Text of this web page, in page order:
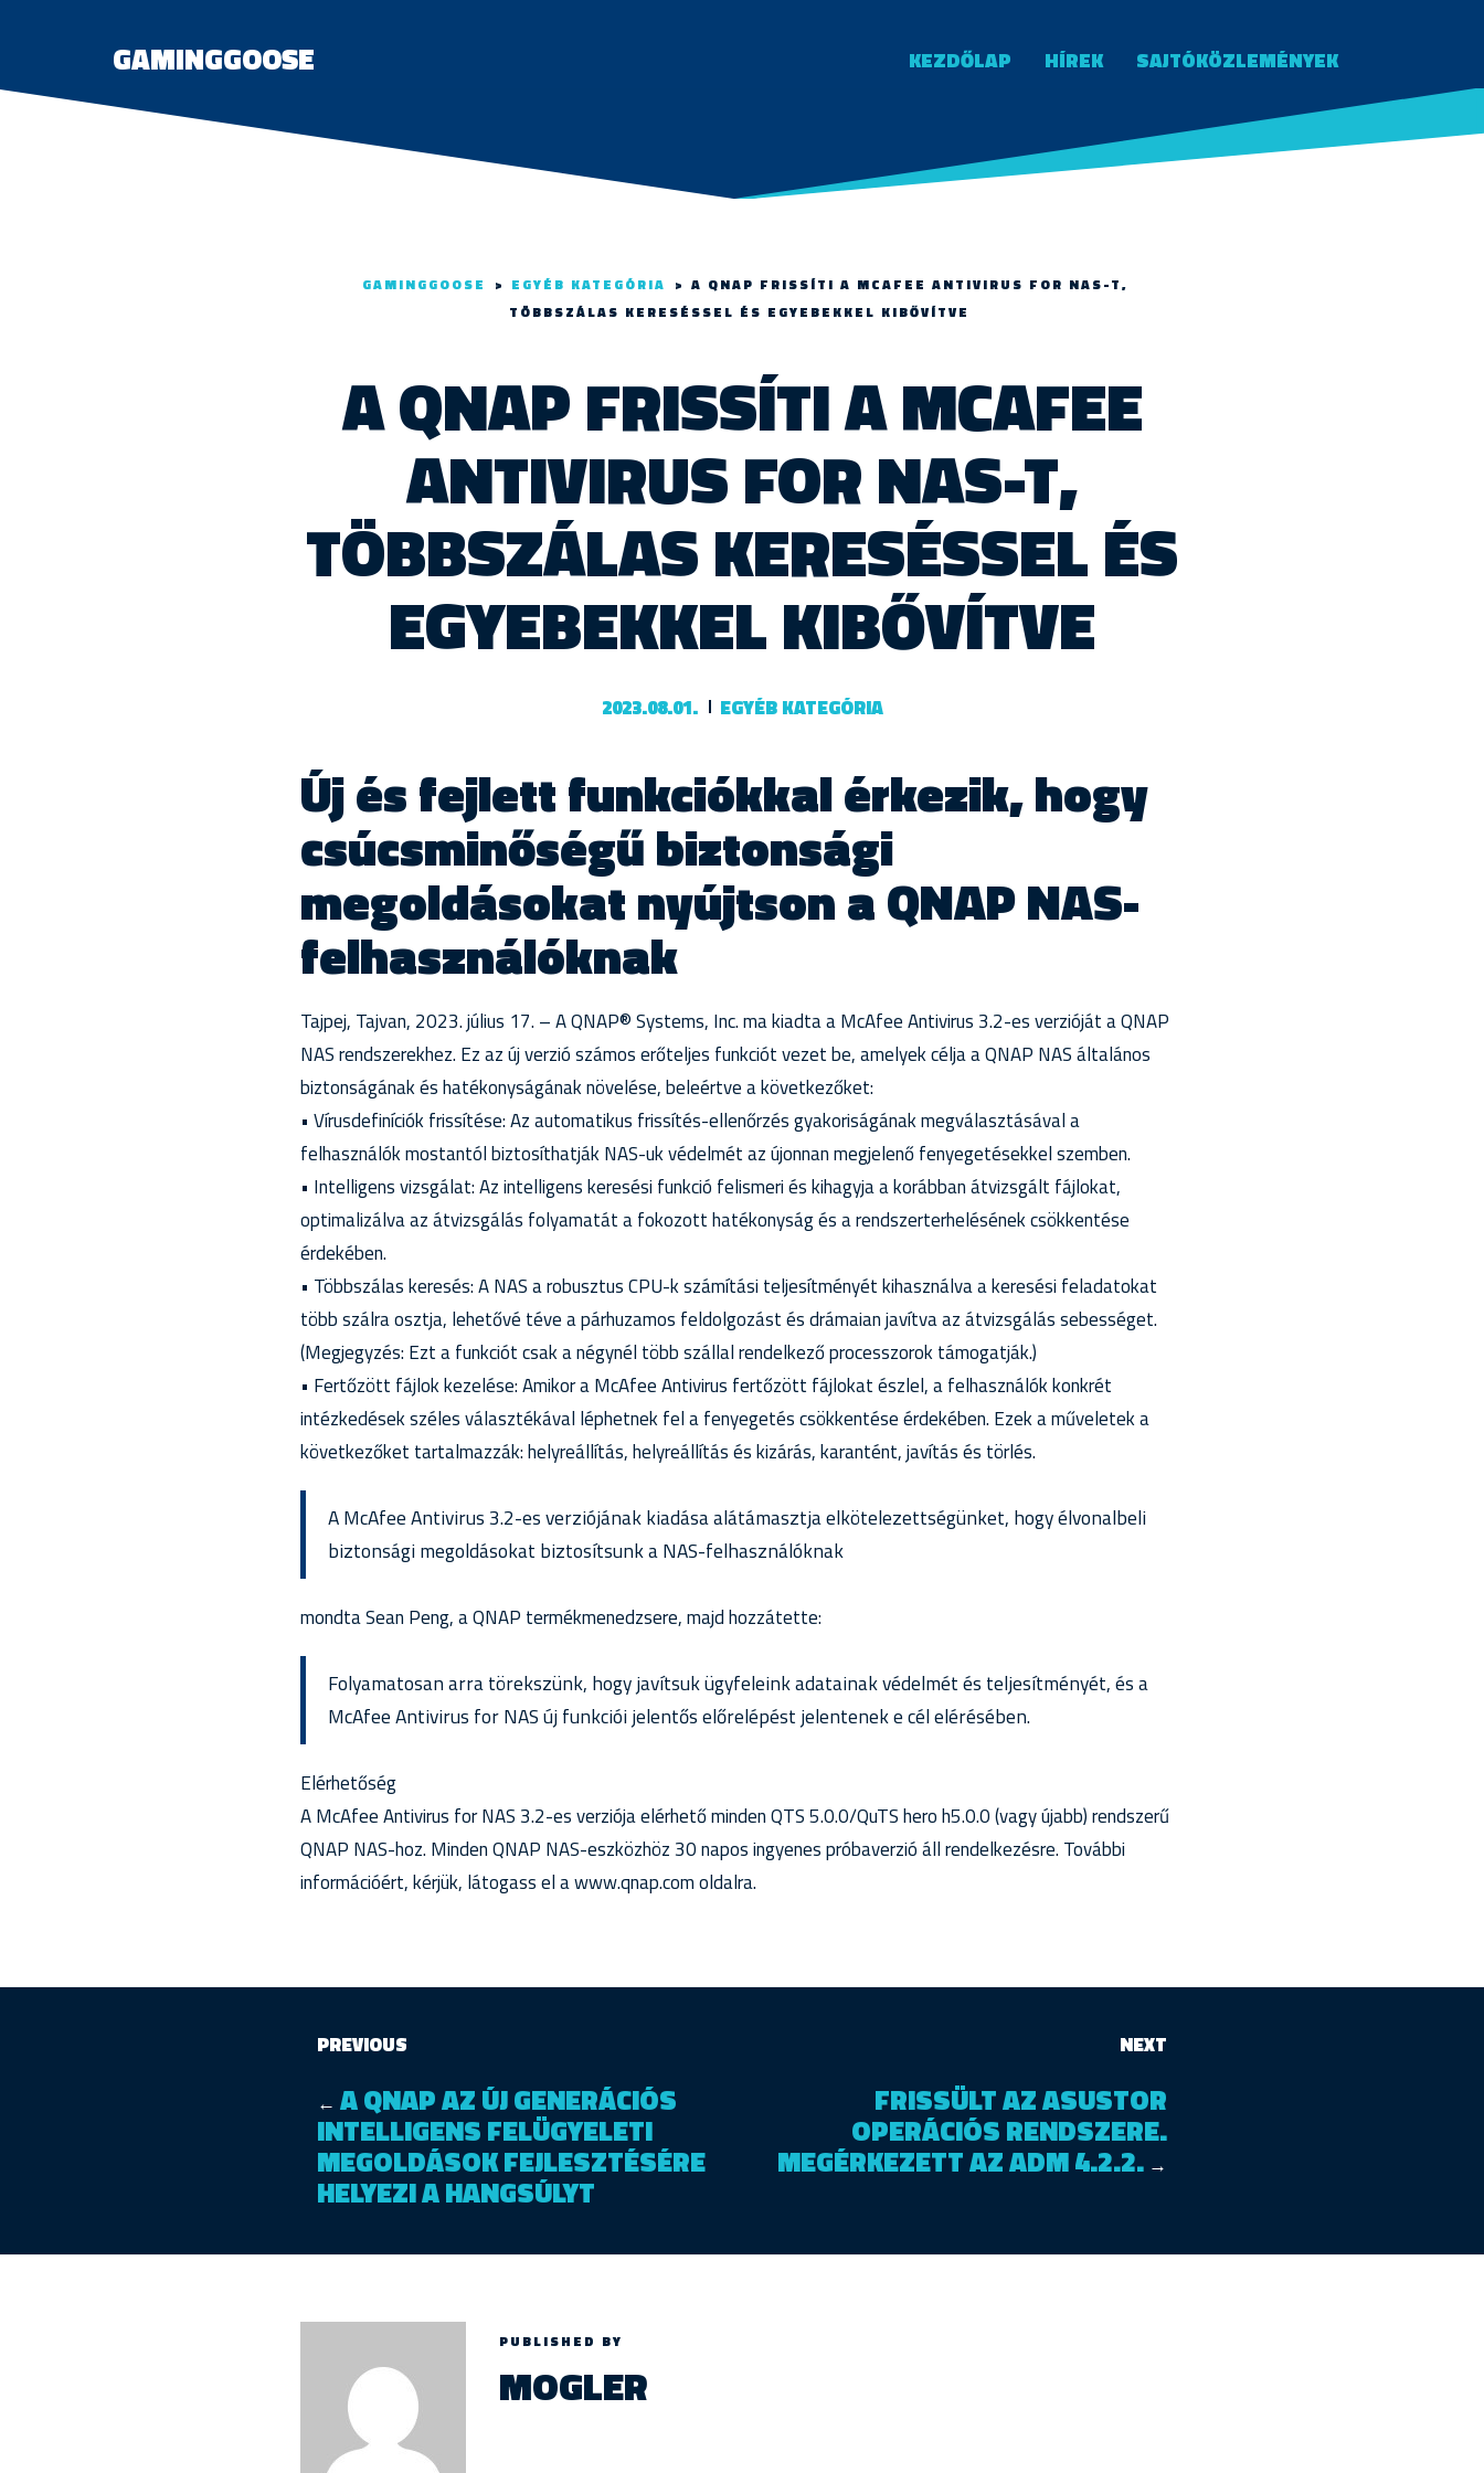
GAMINGGOOSE KEZDŐLAP HÍREK SAJTÓKÖZLEMÉNYEK
GAMINGGOOSE > EGYÉB KATEGÓRIA > A QNAP FRISSÍTI A MCAFEE ANTIVIRUS FOR NAS-T,
TÖBBSZÁLAS KERESÉSSEL ÉS EGYEBEKKEL KIBŐVÍTVE
A QNAP FRISSÍTI A MCAFEE
ANTIVIRUS FOR NAS-T,
TÖBBSZÁLAS KERESÉSSEL ÉS
EGYEBEKKEL KIBŐVÍTVE
2023.08.01. EGYÉB KATEGÓRIA
Új és fejlett funkciókkal érkezik, hogy
csúcsminőségű biztonsági
megoldásokat nyújtson a QNAP NAS-
felhasználóknak
Tajpej, Tajvan, 2023. július 17. – A QNAP® Systems, Inc. ma kiadta a McAfee Antivirus 3.2-es verzióját a QNAP
NAS rendszerekhez. Ez az új verzió számos erőteljes funkciót vezet be, amelyek célja a QNAP NAS általános
biztonságának és hatékonyságának növelése, beleértve a következőket:
• Vírusdefiníciók frissítése: Az automatikus frissítés-ellenőrzés gyakoriságának megválasztásával a
felhasználók mostantól biztosíthatják NAS-uk védelmét az újonnan megjelenő fenyegetésekkel szemben.
• Intelligens vizsgálat: Az intelligens keresési funkció felismeri és kihagyja a korábban átvizsgált fájlokat,
optimalizálva az átvizsgálás folyamatát a fokozott hatékonyság és a rendszerterhelésének csökkentése
érdekében.
• Többszálas keresés: A NAS a robusztus CPU-k számítási teljesítményét kihasználva a keresési feladatokat
több szálra osztja, lehetővé téve a párhuzamos feldolgozást és drámaian javítva az átvizsgálás sebességet.
(Megjegyzés: Ezt a funkciót csak a négynél több szállal rendelkező processzorok támogatják.)
• Fertőzött fájlok kezelése: Amikor a McAfee Antivirus fertőzött fájlokat észlel, a felhasználók konkrét
intézkedések széles választékával léphetnek fel a fenyegetés csökkentése érdekében. Ezek a műveletek a
következőket tartalmazzák: helyreállítás, helyreállítás és kizárás, karantént, javítás és törlés.
A McAfee Antivirus 3.2-es verziójának kiadása alátámasztja elkötelezettségünket, hogy élvonalbeli
biztonsági megoldásokat biztosítsunk a NAS-felhasználóknak
mondta Sean Peng, a QNAP termékmenedzsere, majd hozzátette:
Folyamatosan arra törekszünk, hogy javítsuk ügyfeleink adatainak védelmét és teljesítményét, és a
McAfee Antivirus for NAS új funkciói jelentős előrelépést jelentenek e cél elérésében.
Elérhetőség
A McAfee Antivirus for NAS 3.2-es verziója elérhető minden QTS 5.0.0/QuTS hero h5.0.0 (vagy újabb) rendszerű
QNAP NAS-hoz. Minden QNAP NAS-eszközhöz 30 napos ingyenes próbaverzió áll rendelkezésre. További
információért, kérjük, látogass el a www.qnap.com oldalra.
PREVIOUS
← A QNAP AZ ÚJ GENERÁCIÓS
INTELLIGENS FELÜGYELETI
MEGOLDÁSOK FEJLESZTÉSÉRE
HELYEZI A HANGSÚLYT
NEXT
FRISSÜLT AZ ASUSTOR
OPERÁCIÓS RENDSZERE.
MEGÉRKEZETT AZ ADM 4.2.2. →
PUBLISHED BY
MOGLER